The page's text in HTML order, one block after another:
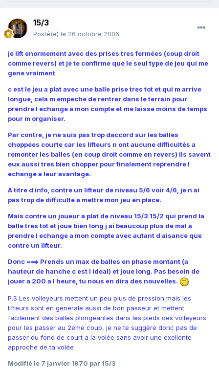
15/3
Posté(e) le 26 octobre 2006
je lift enormement avec des prises tres fermées (coup droit
comme revers) et je te confirme que le seul type de jeu qui me
gene vraiment
c est le jeu a plat avec une balle prise tres tot et qui m arrive
longue, cela m empeche de rentrer dans le terrain pour
prendre l echange a mon compte et me laisse moins de temps
pour m organiser.
Par contre, je ne suis pas trop daccord sur les balles
choppées courte car les lifteurs n ont aucune difficultés a
remonter les balles (en coup droit comme en revers) ils savent
eux aussi tres bien chopper pour finalement reprendre l
echange a leur avantage.
A titre d info, contre un lifteur de niveau 5/6 voir 4/6, je n ai
pas trop de difficulté a mettre mon jeu en place.
Mais contre un joueur a plat de niveau 15/3 15/2 qui prend la
balle tres tot et joue bien long j ai beaucoup plus de mal a
prendre l echange a mon compte avec autant d aisance que
contre un lifteur.
Donc ===> Prends un max de balles en phase montant (a
hauteur de hanche c est l ideal) et joue long. Pas besoin de
jouer a 200 a l heure, tu nous en dira des nouvelles.
P.S Les volleyeurs mettent un peu plus de pression mais les
lifteurs sont en generale aussi de bon passeur et mettent
facilement des balles plongeantes dans les pieds des volleyeurs
pour les passer au 2eme coup, je ne te suggère donc pas de
passer du fond de court a la volée sans avoir une exellente
approche de ta volée
Modifié le 7 janvier 1970 par 15/3